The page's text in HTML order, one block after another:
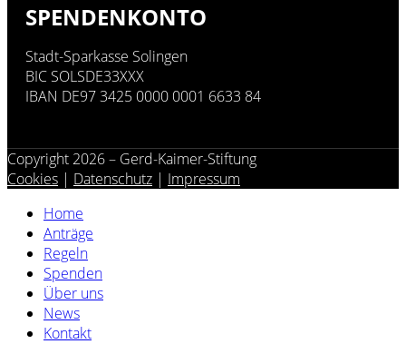
SPENDENKONTO
Stadt-Sparkasse Solingen
BIC SOLSDE33XXX
IBAN DE97 3425 0000 0001 6633 84
Copyright 2026 – Gerd-Kaimer-Stiftung
Cookies | Datenschutz | Impressum
Home
Anträge
Regeln
Spenden
Über uns
News
Kontakt